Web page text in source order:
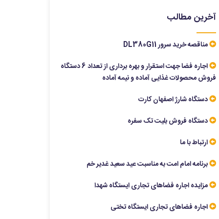
آخرین مطالب
مناقصه خرید سرور DL380G11
اجاره فضا جهت استقرار و بهره برداری از تعداد 6 دستگاه
فروش محصولات غذایی آماده و نیمه آماده
دستگاه شارژ اصفهان کارت
دستگاه فروش بلیت تک سفره
ارتباط با ما
برنامه امام امت به مناسبت عید سعید غدیر خم
مزایده اجاره فضاهای تجاری ایستگاه شهدا
اجاره فضاهای تجاری ایستگاه تختی